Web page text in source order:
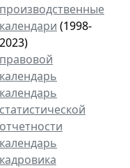
производственные
календари (1998-
2023)
правовой
календарь
календарь
статистической
отчетности
календарь
кадровика